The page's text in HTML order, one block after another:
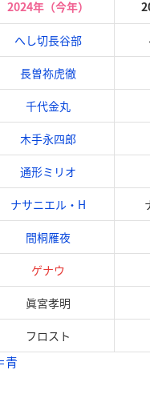
2024年（今年）
へし切長谷部
長曽祢虎徹
千代金丸
木手永四郎
通形ミリオ
ナサニエル・H
間桐雁夜
ゲナウ
眞宮孝明
フロスト
青